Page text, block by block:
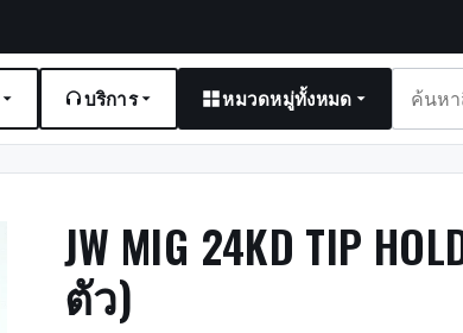
บริการ หมวดหมู่ทั้งหมด
และ
บทความ
JW MIG 24KD TIP
ตัว)